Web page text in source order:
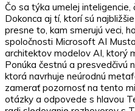
Čo sa týka umelej
Dokonca aj tí, ktorí sú
presne to, kam smerujú veci,
spoločnosti Microsoft AI
architektov modelov AI, ktorý
Ponúka čestnú a presvedčivú
ktorá navrhuje neúrodnú
zamerať pozornosť na tento
otázky a odpovede s hlavou